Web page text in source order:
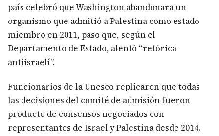
país celebró que Washington abandonara un
organismo que admitió a Palestina como estado
miembro en 2011, paso que, según el
Departamento de Estado, alentó “retórica
antiisraelí”.
Funcionarios de la Unesco replicaron que todas
las decisiones del comité de admisión fueron
producto de consensos negociados con
representantes de Israel y Palestina desde 2014.